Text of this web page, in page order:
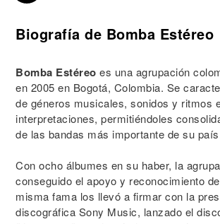
Biografía de Bomba Estéreo
Bomba Estéreo es una agrupación
en 2005 en Bogotá, Colombia. Se
de géneros musicales, sonidos y ritmos
interpretaciones, permitiéndoles
de las bandas más importante de su
Con ocho álbumes en su haber, la
conseguido el apoyo y reconocimiento
misma fama los llevó a firmar con la
discográfica Sony Music, lanzado el